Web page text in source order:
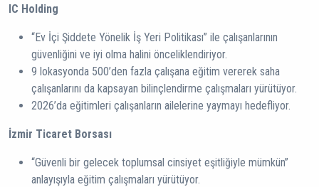
IC Holding
“Ev İçi Şiddete Yönelik İş Yeri Politikası” ile çalışanlarının
güvenliğini ve iyi olma halini önceliklendiriyor.
9 lokasyonda 500’den fazla çalışana eğitim vererek saha
çalışanlarını da kapsayan bilinçlendirme çalışmaları yürütüyor.
2026’da eğitimleri çalışanların ailelerine yaymayı hedefliyor.
İzmir Ticaret Borsası
“Güvenli bir gelecek toplumsal cinsiyet eşitliğiyle mümkün”
anlayışıyla eğitim çalışmaları yürütüyor.